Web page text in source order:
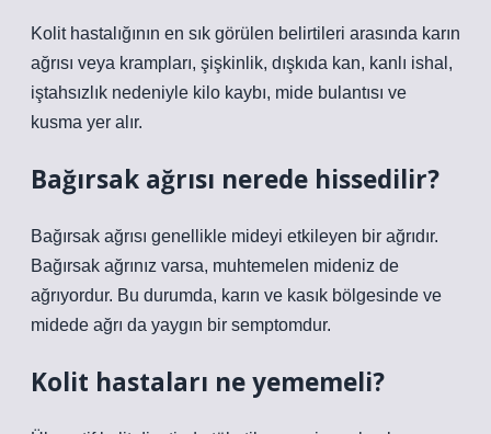
Kolit hastalığının en sık görülen belirtileri arasında karın
ağrısı veya krampları, şişkinlik, dışkıda kan, kanlı ishal,
iştahsızlık nedeniyle kilo kaybı, mide bulantısı ve
kusma yer alır.
Bağırsak ağrısı nerede hissedilir?
Bağırsak ağrısı genellikle mideyi etkileyen bir ağrıdır.
Bağırsak ağrınız varsa, muhtemelen mideniz de
ağrıyordur. Bu durumda, karın ve kasık bölgesinde ve
midede ağrı da yaygın bir semptomdur.
Kolit hastaları ne yememeli?